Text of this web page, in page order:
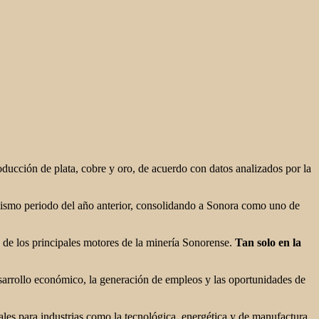
de plata, cobre y oro, de acuerdo con datos analizados por la
periodo del año anterior, consolidando a Sonora como uno de
los principales motores de la minería Sonorense. Tan solo en la
económico, la generación de empleos y las oportunidades de
para industrias como la tecnológica, energética y de manufactura.